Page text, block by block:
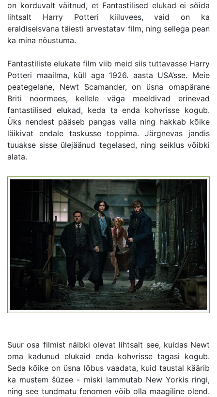
on korduvalt väitnud, et Fantastilised elukad ei sõida
lihtsalt Harry Potteri kiiluvees, vaid on ka
eraldiseisvana täiesti arvestatav film, ning sellega pean
ka mina nõustuma.
Fantastiliste elukate film viib meid siis tuttavasse Harry
Potteri maailma, küll aga 1926. aasta USA’sse. Meie
peategelane, Newt Scamander, on üsna omapärane
Briti noormees, kellele väga meeldivad erinevad
fantastilised elukad, keda ta enda kohvrisse kogub.
Üks nendest pääseb pangas valla ning hakkab kõike
läikivat endale taskusse toppima. Järgnevas jandis
tuuakse sisse ülejäänud tegelased, ning seiklus võibki
alata.
Suur osa filmist näibki olevat lihtsalt see, kuidas Newt
oma kadunud elukaid enda kohvrisse tagasi kogub.
Seda kõike on üsna lõbus vaadata, kuid taustal käärib
ka mustem šüzee - miski lammutab New Yorkis ringi,
ning see tundmatu fenomen võib olla maagiline olend.